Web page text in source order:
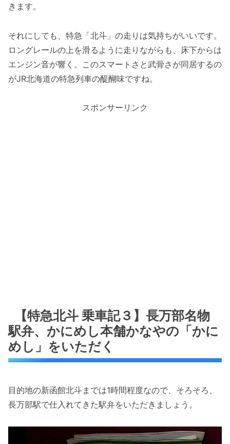
きます。
それにしても、特急「北斗」の走りは気持ちがいいです。
ロングレールの上を滑るように走りながらも、床下からは
エンジン音が響く。このスマートさと武骨さが同居するの
がJR北海道の特急列車の醍醐味ですね。
スポンサーリンク
【特急北斗 乗車記３】長万部名物
駅弁、かにめし本舗かなやの「かに
めし」をいただく
目的地の新函館北斗までは1時間程度なので、そろそろ、
長万部駅で仕入れてきた駅弁をいただきましょう。